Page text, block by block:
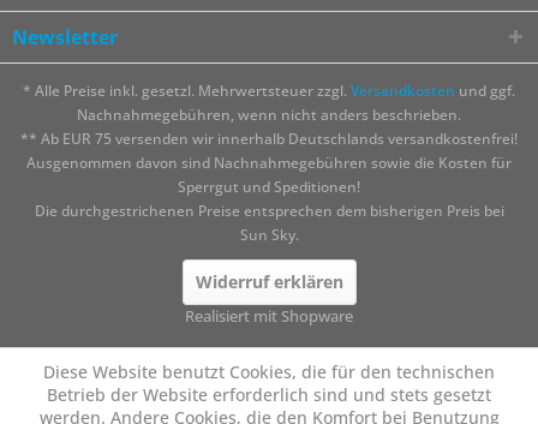
Newsletter
* Alle Preise inkl. gesetzl. Mehrwertsteuer zzgl. Versandkosten und ggf.
Nachnahmegebühren, wenn nicht anders beschrieben.
** Ab EUR 75 versenden wir innerhalb Deutschlands versandkostenfrei!
Ausgenommen davon sind Nachnahmegebühren sowie die Kosten für
Sperrgut und Speditionen!
Die durchgestrichenen Preise entsprechen dem bisherigen Preis bei
Sun Sky.
Widerruf erklären
Realisiert mit Shopware
Diese Website benutzt Cookies, die für den technischen
Betrieb der Website erforderlich sind und stets gesetzt
werden. Andere Cookies, die den Komfort bei Benutzung